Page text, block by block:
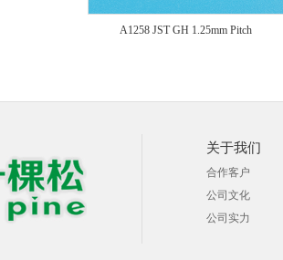
A1258 JST GH 1.25mm Pitch
关于我们
合作客户
公司文化
公司实力